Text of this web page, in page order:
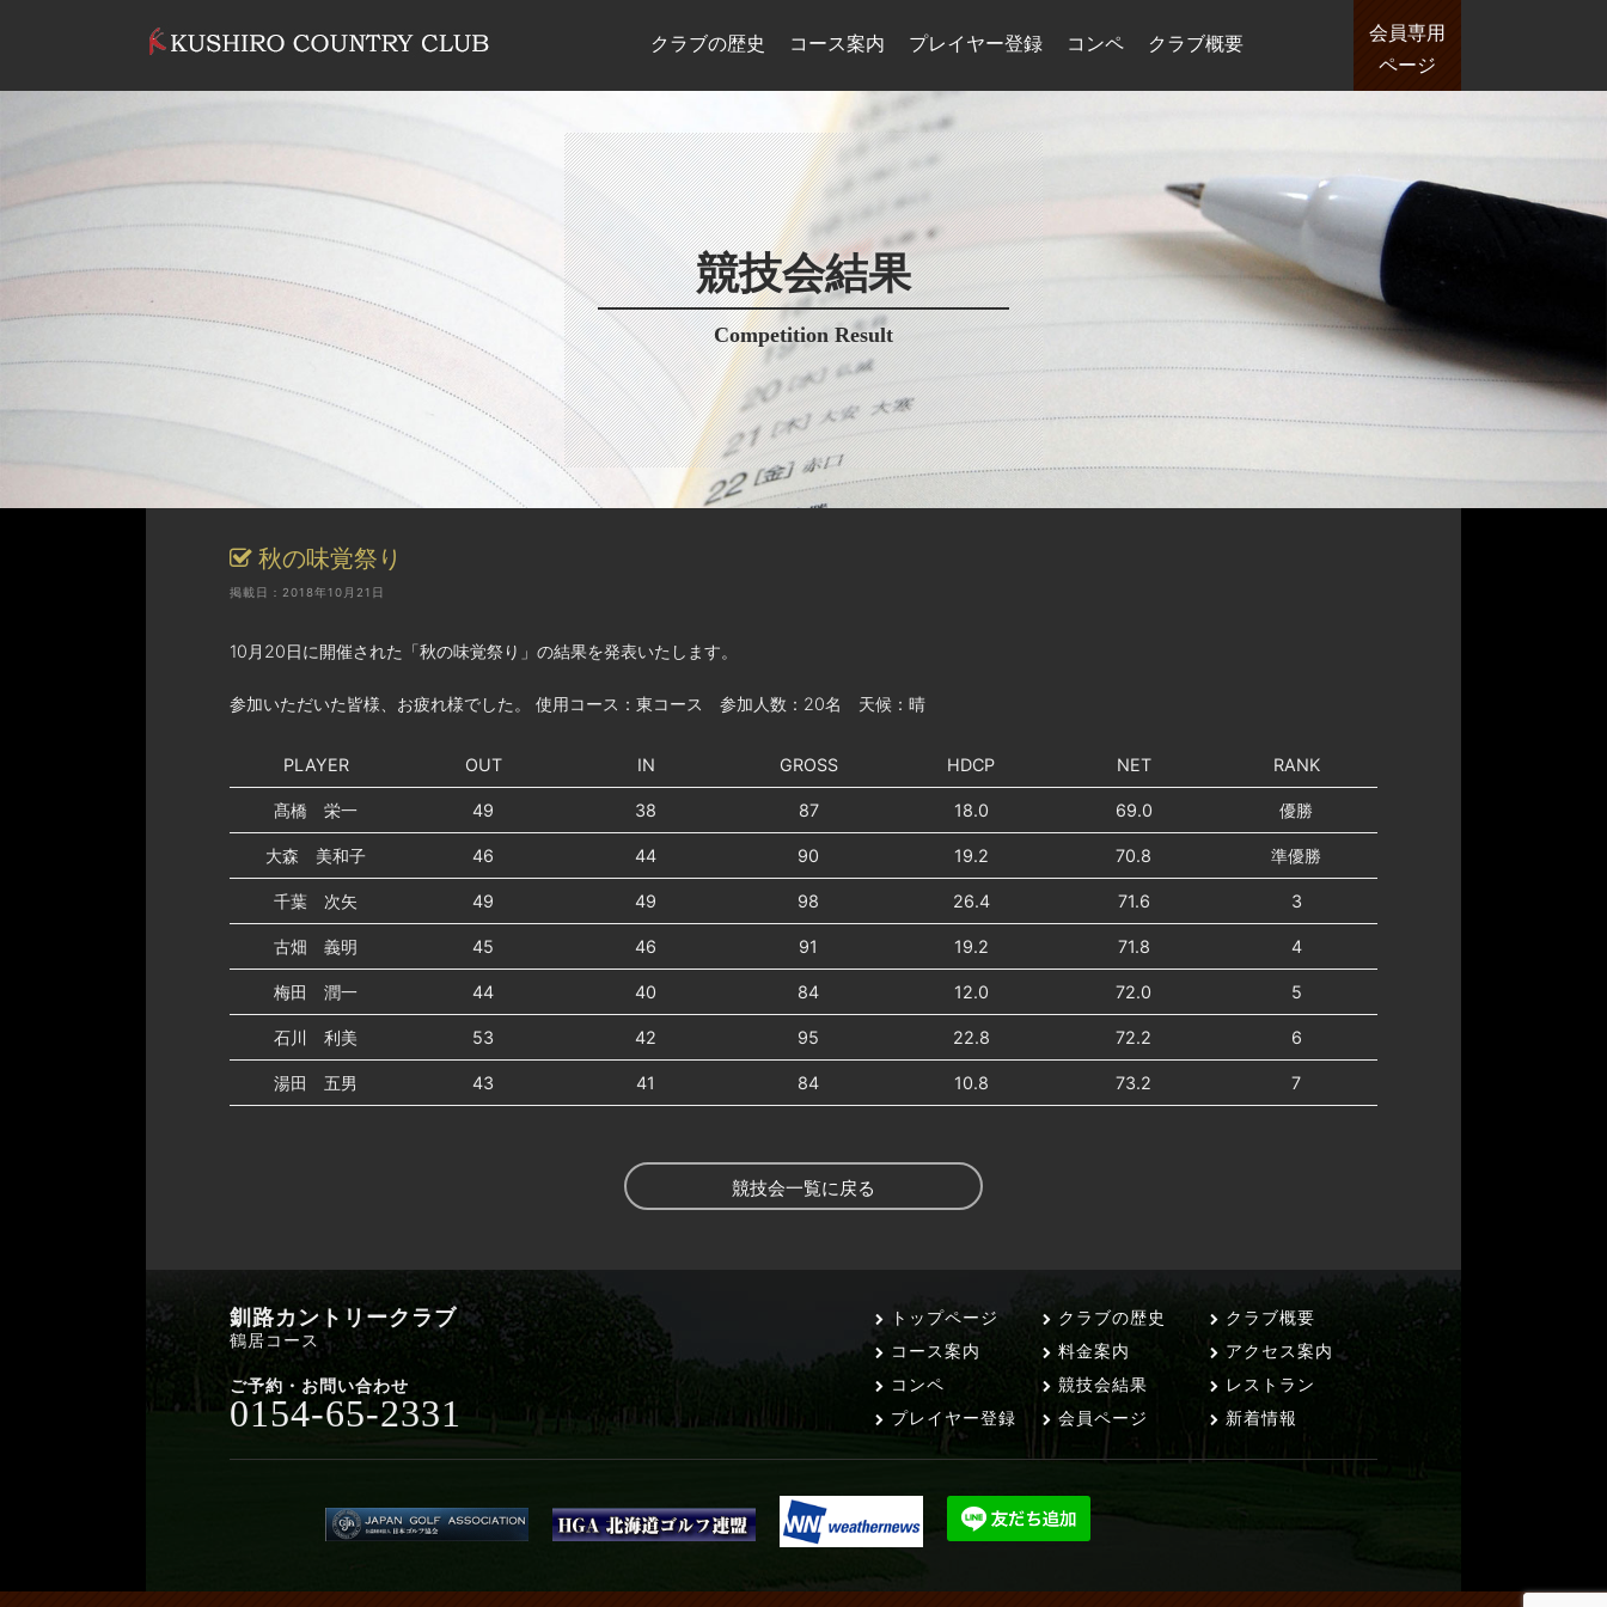
クラブの歴史 コース案内 プレイヤー登録 コンペ クラブ概要
会員専用
ページ
競技会結果
Competition Result
秋の味覚祭り
掲載日：2018年10月21日
10月20日に開催された「秋の味覚祭り」の結果を発表いたします。
参加いただいた皆様、お疲れ様でした。 使用コース：東コース 参加人数：20名 天候：晴
PLAYER OUT IN GROSS HDCP NET RANK
髙橋 栄一 49 38 87 18.0 69.0 優勝
大森 美和子 46 44 90 19.2 70.8 準優勝
千葉 次矢 49 49 98 26.4 71.6 3
古畑 義明 45 46 91 19.2 71.8 4
梅田 潤一 44 40 84 12.0 72.0 5
石川 利美 53 42 95 22.8 72.2 6
湯田 五男 43 41 84 10.8 73.2 7
競技会一覧に戻る
釧路カントリークラブ
鶴居コース
ご予約・お問い合わせ
0154-65-2331
トップページ
コース案内
コンペ
プレイヤー登録
クラブの歴史
料金案内
競技会結果
会員ページ
クラブ概要
アクセス案内
レストラン
新着情報